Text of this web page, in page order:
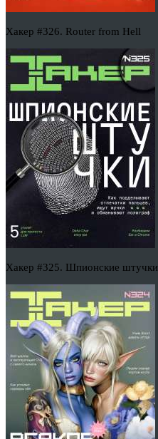
Хакер #326. Router from Hell
Хакер #325. Шпионские штучки